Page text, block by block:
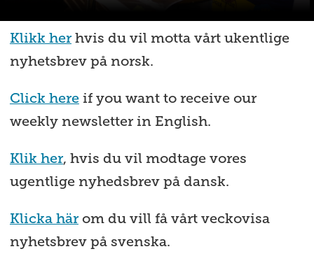
Klikk herhvis du vil motta vårt ukentlige
nyhetsbrev på norsk.
Click hereif you want to receive our
weekly newsletter in English.
Klik her, hvis du vil modtage vores
ugentlige nyhedsbrev på dansk.
Klicka härom du vill få vårt veckovisa
nyhetsbrev på svenska.